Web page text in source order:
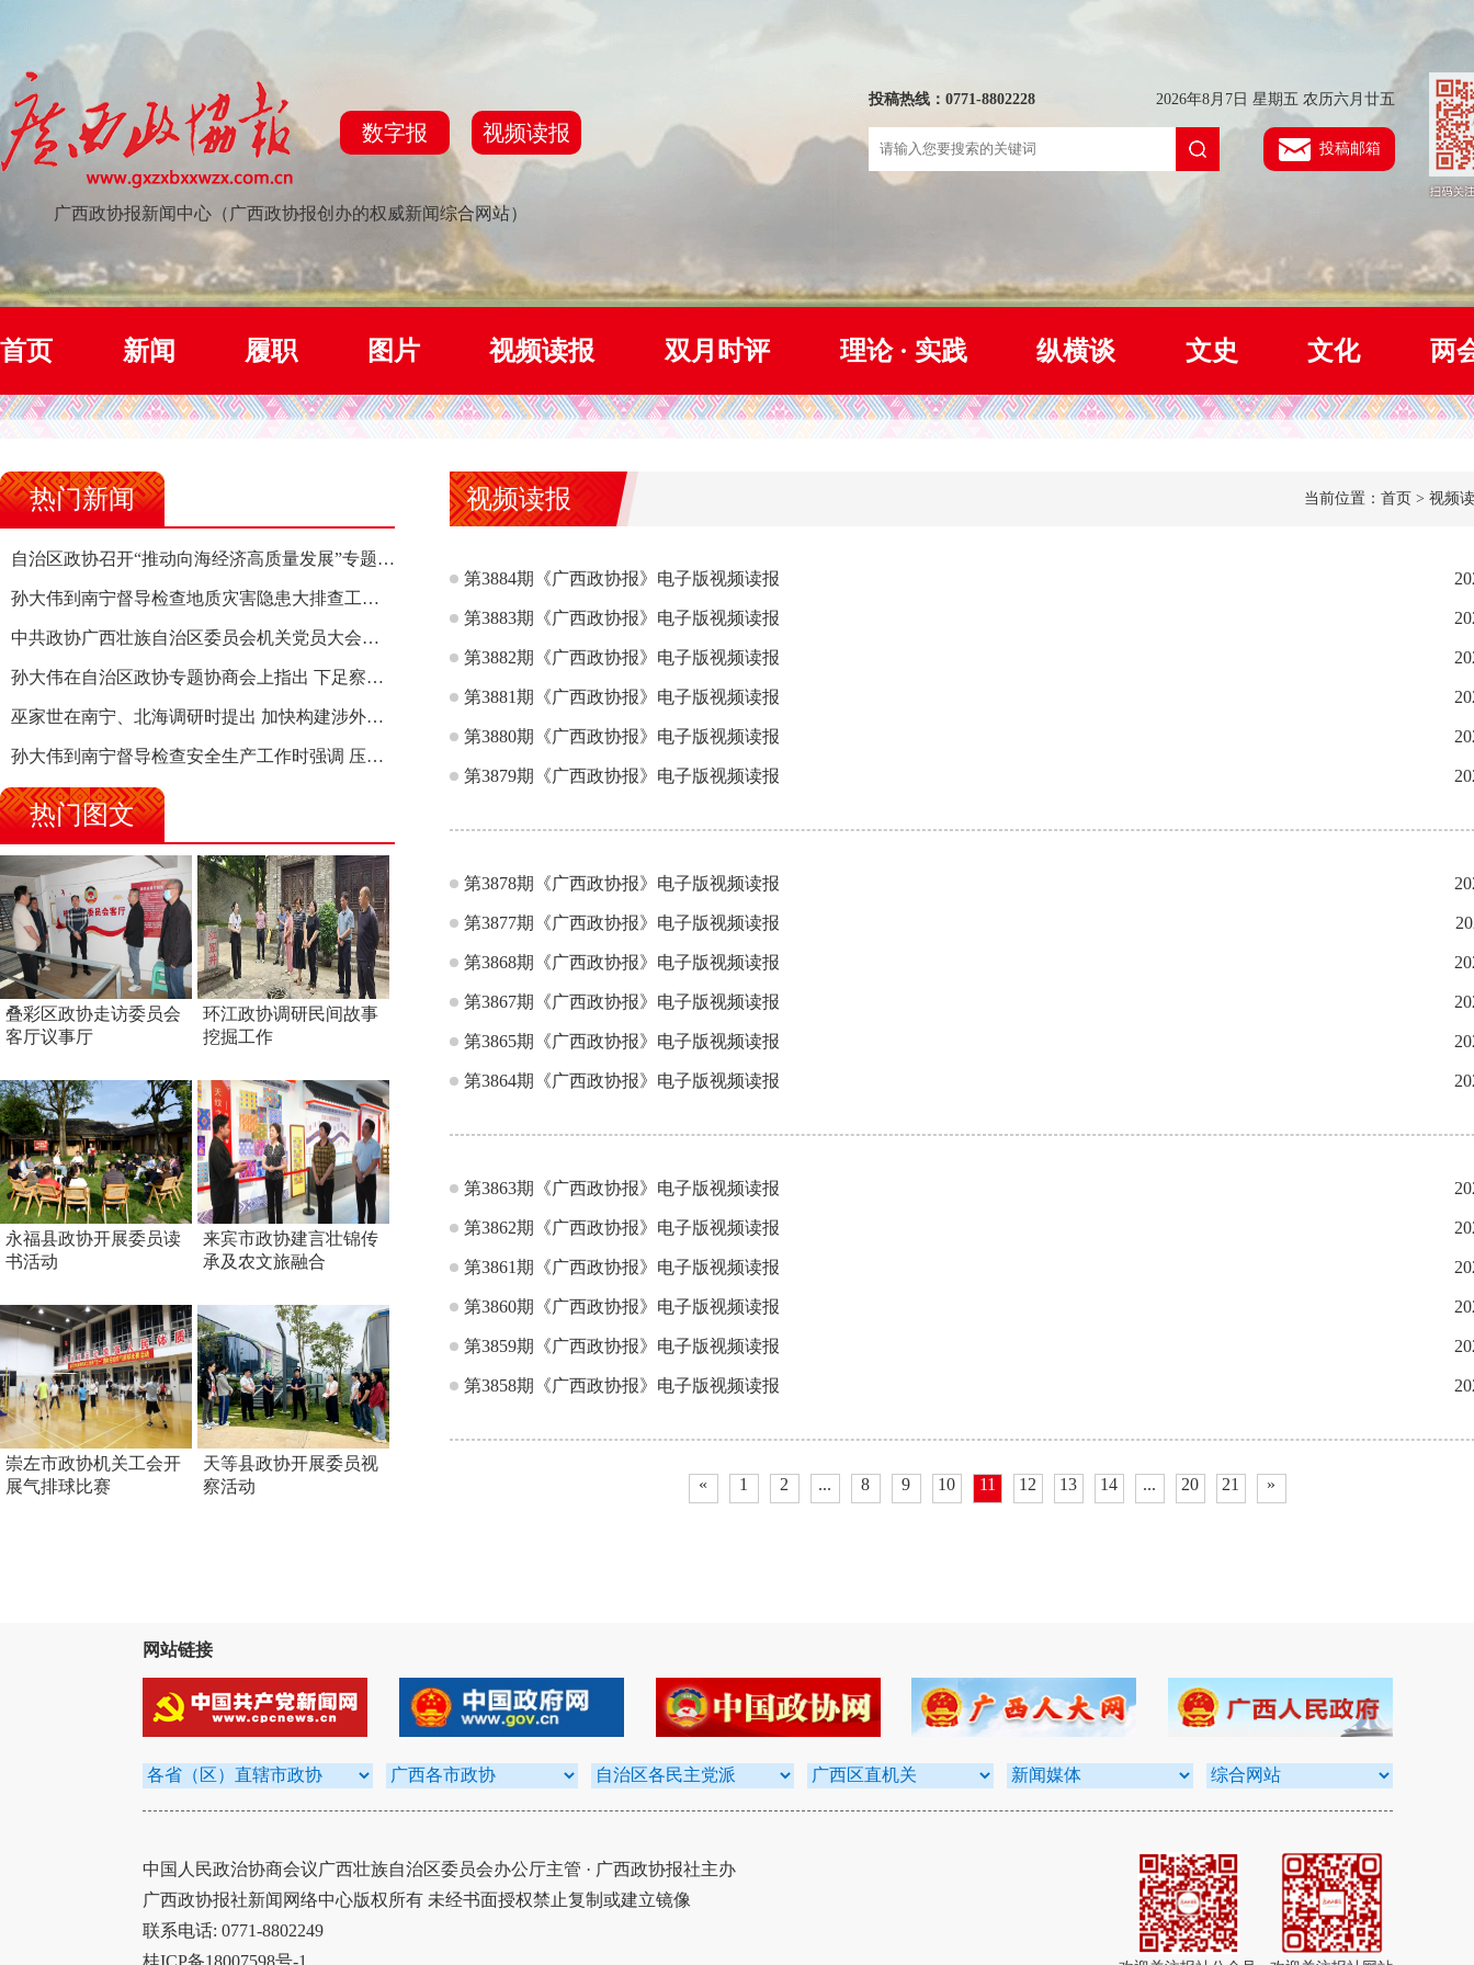
数字报 视频读报
广西政协报新闻中心（广西政协报创办的权威新闻综合网站）
投稿热线：0771-8802228 2026年8月7日 星期五 农历六月廿五
投稿邮箱
首页 新闻 履职 图片 视频读报 双月时评 理论 · 实践 纵横谈 文史 文化 两
热门新闻
自治区政协召开“推动向海经济高质量发展”专题调研座谈会 钱学明出席并讲话
孙大伟到南宁督导检查地质灾害隐患大排查工作时强调 筑牢地质灾害安全防线 全力保障人民群众生命财产安全
中共政协广西壮族自治区委员会机关党员大会召开 选举产生新一届机关党委、机关纪委
孙大伟在自治区政协专题协商会上指出 下足察识谋督之功 恪尽服务大局之责 助推有色金属、关键金属产业高质量发展
巫家世在南宁、北海调研时提出 加快构建涉外法律供给集群 护航向海经济高质量发展
孙大伟到南宁督导检查安全生产工作时强调 压紧压实责任 狠抓隐患整治 坚决筑牢安全生产防线
热门图文
叠彩区政协走访委员会
客厅议事厅
环江政协调研民间故事
挖掘工作
永福县政协开展委员读
书活动
来宾市政协建言壮锦传
承及农文旅融合
崇左市政协机关工会开
展气排球比赛
天等县政协开展委员视
察活动
视频读报 当前位置：首页 > 视频
第3884期《广西政协报》电子版视频读报
第3883期《广西政协报》电子版视频读报
第3882期《广西政协报》电子版视频读报
第3881期《广西政协报》电子版视频读报
第3880期《广西政协报》电子版视频读报
第3879期《广西政协报》电子版视频读报
第3878期《广西政协报》电子版视频读报
第3877期《广西政协报》电子版视频读报
第3868期《广西政协报》电子版视频读报
第3867期《广西政协报》电子版视频读报
第3865期《广西政协报》电子版视频读报
第3864期《广西政协报》电子版视频读报
第3863期《广西政协报》电子版视频读报
第3862期《广西政协报》电子版视频读报
第3861期《广西政协报》电子版视频读报
第3860期《广西政协报》电子版视频读报
第3859期《广西政协报》电子版视频读报
第3858期《广西政协报》电子版视频读报
« 1 2 ... 8 9 10 11 12 13 14 ... 20 21 »
网站链接
中国人民政治协商会议广西壮族自治区委员会办公厅主管 · 广西政协报社主办
广西政协报社新闻网络中心版权所有 未经书面授权禁止复制或建立镜像
联系电话: 0771-8802249
桂ICP备18007598号-1